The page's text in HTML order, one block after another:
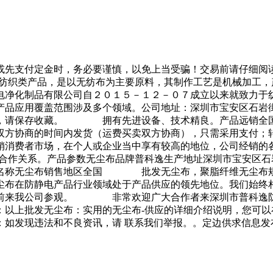
支付定金时，务必要谨慎，以免上当受骗！交易前请仔细
品，是以无纺布为主要原料，其制作工艺是机械加工，
品有限公司自２０１５－１２－０７成立以来就致力于
品应用覆盖范围涉及多个领域。公司地址：深圳市宝安
请保存收藏。 拥有先进设备、技术精良。产品远销全
协商的时间内发货（运费买卖双方协商），只需采用支付
市场，在个人或企业当中享有较高的地位，公司经销的
关系。产品参数无尘布品牌普科逸生产地址深圳市宝安区
品名称无尘布销售地区全国 批发无尘布，聚脂纤维
在防静电产品行业领域处于产品供应的领先地位。我们始
来我公司参观。 非常欢迎广大合作者来深圳市普科逸
上批发无尘布：实用的无尘布-供应的详细介绍说明，您可
发现违法和不良资讯，请 联系我们举报。。定边供求信息发